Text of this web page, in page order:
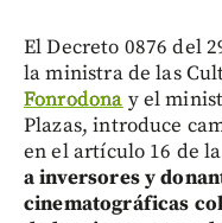
El Decreto 0876 del
la ministra de las
Fonrodona y el
Plazas, introduce
en el artículo 16 de
a inversores y
cinematográficas